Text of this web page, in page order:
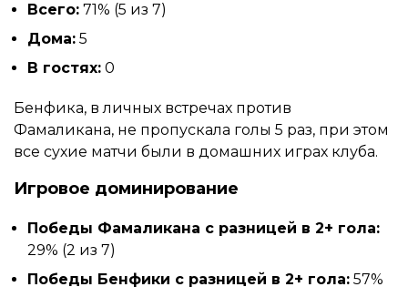
Всего: 71% (5 из 7)
Дома: 5
В гостях: 0
Бенфика, в личных встречах против
Фамаликана, не пропускала голы 5 раз, при этом
все сухие матчи были в домашних играх клуба.
Игровое доминирование
Победы Фамаликана с разницей в 2+ гола:
29% (2 из 7)
Победы Бенфики с разницей в 2+ гола: 57%